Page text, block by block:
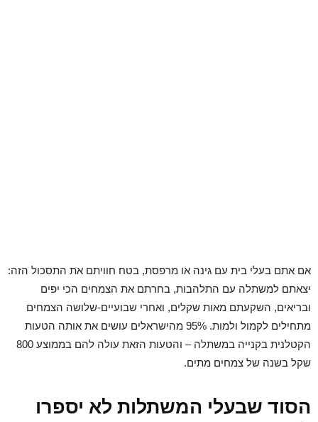
אם אתם בעלי בית עם גינה או מרפסת, בטח חוויתם את התסכול הזה:
יצאתם למשתלה עם התלהבות, בחרתם את הצמחים הכי יפים
ובריאים, השקעתם מאות שקלים, ואחרי שבועיים-שלושה הצמחים
מתחילים לקמול ולמות. 95% מהישראלים עושים את אותה הטעות
הקטלנית בקנייה במשתלה – והטעות הזאת עולה להם בממוצע 800
שקל בשנה של צמחים מתים.
הסוד שבעלי המשתלות לא יספרו